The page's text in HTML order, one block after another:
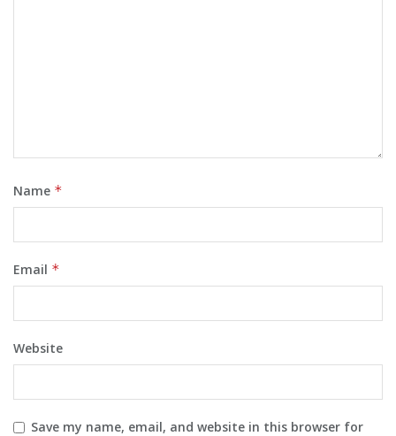
Name *
Email *
Website
Save my name, email, and website in this browser for